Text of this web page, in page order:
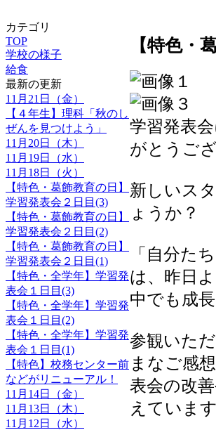
カテゴリ
TOP
学校の様子
給食
最新の更新
11月21日（金）
【４年生】理科「秋のし
ぜんを見つけよう」
11月20日（木）
11月19日（水）
11月18日（火）
【特色・葛飾教育の日】
学習発表会２日目(3)
【特色・葛飾教育の日】
学習発表会２日目(2)
【特色・葛飾教育の日】
学習発表会２日目(1)
【特色・全学年】学習発
表会１日目(3)
【特色・全学年】学習発
表会１日目(2)
【特色・全学年】学習発
表会１日目(1)
【特色】校務センター前
などがリニューアル！
11月14日（金）
11月13日（木）
11月12日（水）
【特色・
学習発表
がとうご
新しいス
ょうか？
「自分た
は、昨日
中でも成
参観いた
まなご感
表会の改
えています